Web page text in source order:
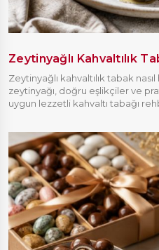
Zeytinyağlı Kahvaltılık
Zeytinyağlı kahvaltılık tabak nasıl
zeytinyağı, doğru eşlikçiler ve
uygun lezzetli kahvaltı tabağı